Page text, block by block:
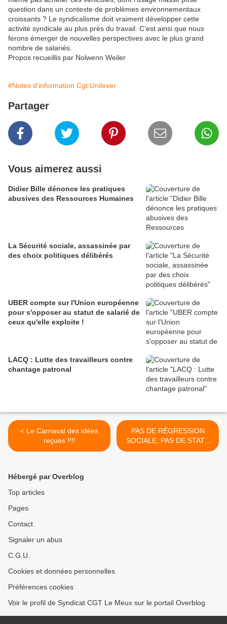
question dans un contexte de problèmes environnementaux
croissants ? Le syndicalisme doit vraiment développer cette
activité syndicale au plus près du travail. C’est ainsi que nous
ferons émerger de nouvelles perspectives avec le plus grand
nombre de salariés.
Propos recueillis par Nolwenn Weiler
#Notes d'information Cgt Unilever
Partager
Vous aimerez aussi
Didier Bille dénonce les pratiques
abusives des Ressources Humaines
La Sécurité sociale, assassinée par
des choix politiques délibérés
UBER compte sur l'Union européenne
pour s'opposer au statut de salarié de
ceux qu'elle exploite !
LACQ : Lutte des travailleurs contre
chantage patronal
< Le Carnaval des idées
reçues !!!!
PAS DE RÉGRESSION
SOCIALE, PAS DE STATU
QUO ! >
Hébergé par Overblog
Top articles
Pages
Contact
Signaler un abus
C.G.U.
Cookies et données personnelles
Préférences cookies
Voir le profil de Syndicat CGT Le Meux sur le portail Overblog